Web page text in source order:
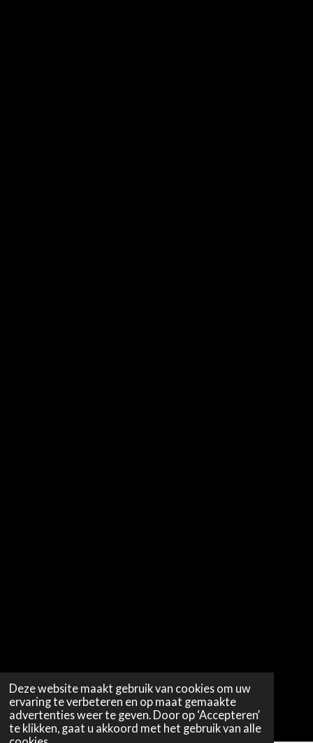
Deze website maakt gebruik van cookies om uw
ervaring te verbeteren en op maat gemaakte
advertenties weer te geven. Door op ‘Accepteren’
te klikken, gaat u akkoord met het gebruik van alle